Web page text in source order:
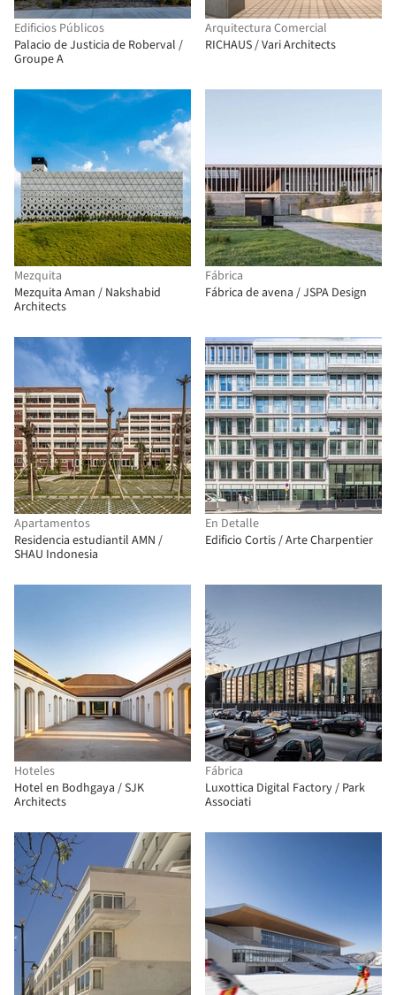
Edificios Públicos
Palacio de Justicia de Roberval /
Groupe A
Arquitectura Comercial
RICHAUS / Vari Architects
Mezquita
Mezquita Aman / Nakshabid
Architects
Fábrica
Fábrica de avena / JSPA Design
Apartamentos
Residencia estudiantil AMN /
SHAU Indonesia
En Detalle
Edificio Cortis / Arte Charpentier
Hoteles
Hotel en Bodhgaya / SJK
Architects
Fábrica
Luxottica Digital Factory / Park
Associati